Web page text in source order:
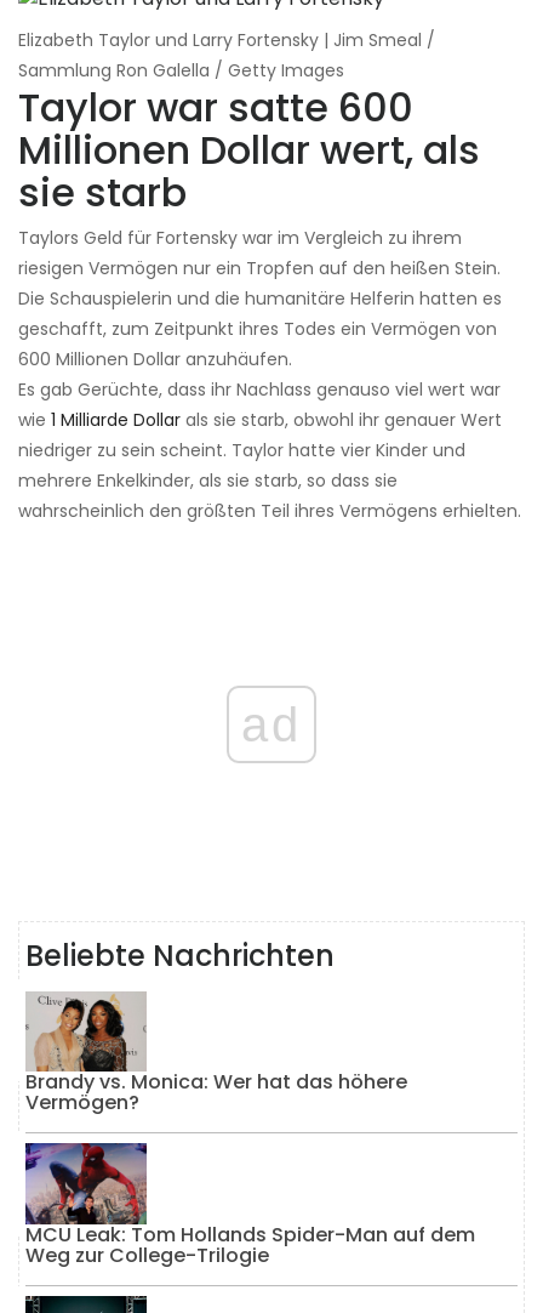
Elizabeth Taylor und Larry Fortensky | Jim Smeal /
Sammlung Ron Galella / Getty Images
Taylor war satte 600
Millionen Dollar wert, als
sie starb
Taylors Geld für Fortensky war im Vergleich zu ihrem
riesigen Vermögen nur ein Tropfen auf den heißen Stein.
Die Schauspielerin und die humanitäre Helferin hatten es
geschafft, zum Zeitpunkt ihres Todes ein Vermögen von
600 Millionen Dollar anzuhäufen.
Es gab Gerüchte, dass ihr Nachlass genauso viel wert war
wie 1 Milliarde Dollar als sie starb, obwohl ihr genauer Wert
niedriger zu sein scheint. Taylor hatte vier Kinder und
mehrere Enkelkinder, als sie starb, so dass sie
wahrscheinlich den größten Teil ihres Vermögens erhielten.
ad
Beliebte Nachrichten
Brandy vs. Monica: Wer hat das höhere
Vermögen?
MCU Leak: Tom Hollands Spider-Man auf dem
Weg zur College-Trilogie